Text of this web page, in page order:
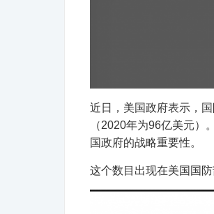
近日，美国政府表示，
（2020年为96亿美元
国政府的战略重要性。
这个数目出现在美国国